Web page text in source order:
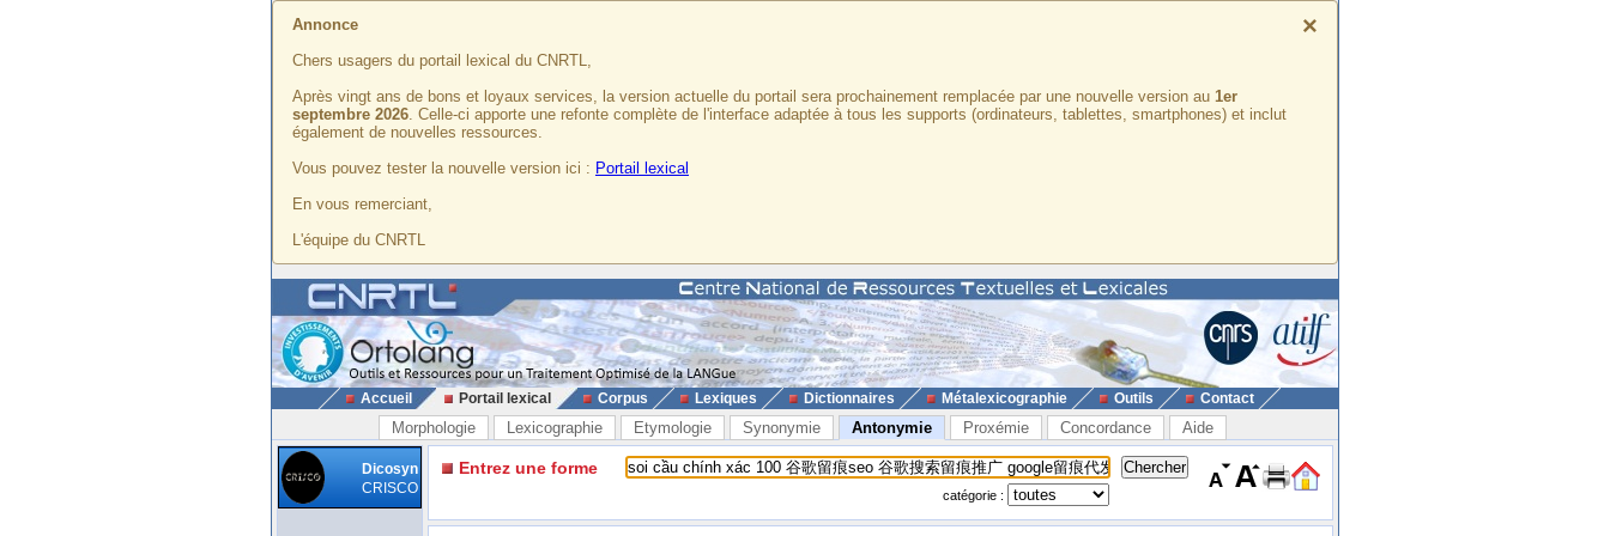
×
Annonce
Chers usagers du portail lexical du CNRTL,
Après vingt ans de bons et loyaux services, la version actuelle du portail sera prochainement remplacée par une nouvelle version au 1er
septembre 2026. Celle-ci apporte une refonte complète de l'interface adaptée à tous les supports (ordinateurs, tablettes, smartphones) et inclut
également de nouvelles ressources.
Vous pouvez tester la nouvelle version ici : Portail lexical
En vous remerciant,
L'équipe du CNRTL
Accueil Portail lexical Corpus Lexiques Dictionnaires Métalexicographie Outils Contact
Morphologie Lexicographie Etymologie Synonymie Antonymie Proxémie Concordance Aide
Dicosyn
CRISCO
Entrez une forme
catégorie :